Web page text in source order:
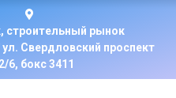
строительный рынок
Свердловский проспект
6, бокс 3411